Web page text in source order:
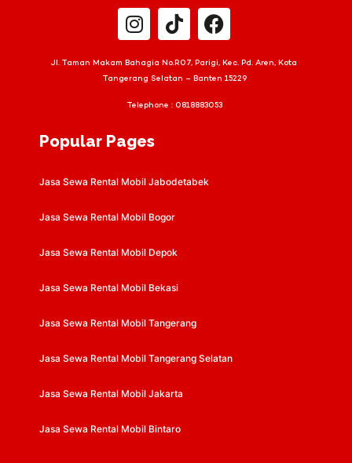
Jl. Taman Makam Bahagia No.R07, Parigi, Kec. Pd. Aren, Kota
Tangerang Selatan – Banten 15229
Telephone : 0818883053
Popular Pages
Jasa Sewa Rental Mobil Jabodetabek
Jasa Sewa Rental Mobil Bogor
Jasa Sewa Rental Mobil Depok
Jasa Sewa Rental Mobil Bekasi
Jasa Sewa Rental Mobil Tangerang
Jasa Sewa Rental Mobil Tangerang Selatan
Jasa Sewa Rental Mobil Jakarta
Jasa Sewa Rental Mobil Bintaro